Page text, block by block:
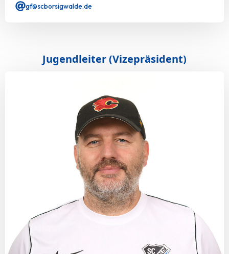
gf@scborsigwalde.de
Jugendleiter (Vizepräsident)